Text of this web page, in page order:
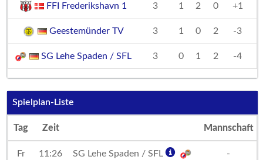
FFI Frederikshavn 1 3 1 2 0 +1
Geestemünder TV 3 1 0 2 -3
SG Lehe Spaden / SFL 3 0 1 2 -4
Spielplan-Liste
Tag Zeit Mannschaft
Fr 11:26 SG Lehe Spaden / SFL -